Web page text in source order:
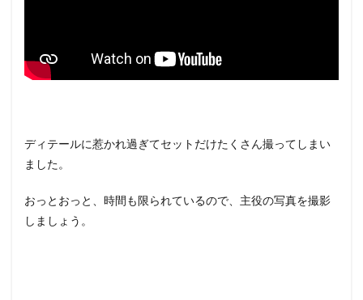
ディテールに惹かれ過ぎてセットだけたくさん撮ってしまい
ました。
おっとおっと、時間も限られているので、主役の写真を撮影
しましょう。